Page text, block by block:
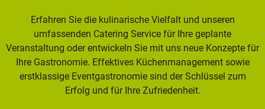
Erfahren Sie die kulinarische Vielfalt und unseren
umfassenden Catering Service für Ihre geplante
Veranstaltung oder entwickeln Sie mit uns neue Konzepte für
Ihre Gastronomie. Effektives Küchenmanagement sowie
erstklassige Eventgastronomie sind der Schlüssel zum
Erfolg und für Ihre Zufriedenheit.